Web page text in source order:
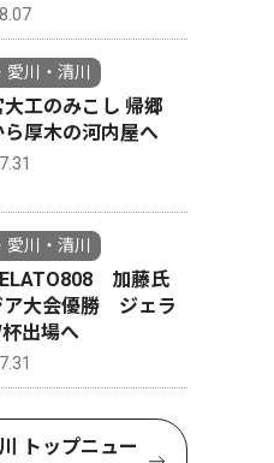
愛川・清川
大工のみこし 帰郷
ら厚木の河内屋へ
愛川・清川
加藤氏
ア大会優勝 ジェラ
出場へ
トップニュー